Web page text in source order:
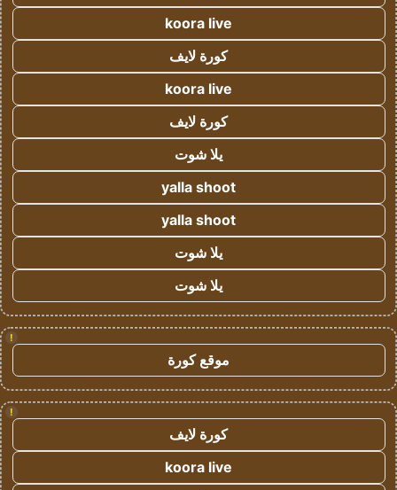
koora live
كورة لايف
koora live
كورة لايف
يلا شوت
yalla shoot
yalla shoot
يلا شوت
يلا شوت
!
موقع كورة
!
كورة لايف
koora live